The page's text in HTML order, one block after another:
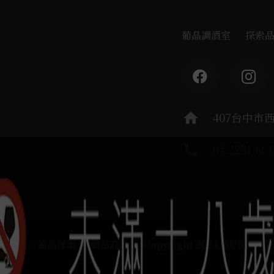
葡晶調酒室 探索
home 407台中市
負責：葡晶洋酒 / 網站設計 Ⓒ Copyright 2024,